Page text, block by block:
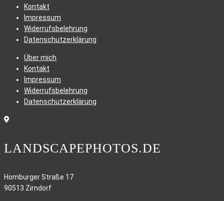
Kontakt
Impressum
Widerrufsbelehrung
Datenschutzerklärung
Über mich
Kontakt
Impressum
Widerrufsbelehrung
Datenschutzerklärung
LANDSCAPEPHOTOS.DE
Homburger Straße 17
90513 Zirndorf